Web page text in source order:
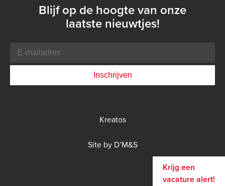
Blijf op de hoogte van onze
laatste nieuwtjes!
mailadres
Kreatos
Site by D’M&S
Krijg een
vacature alert!